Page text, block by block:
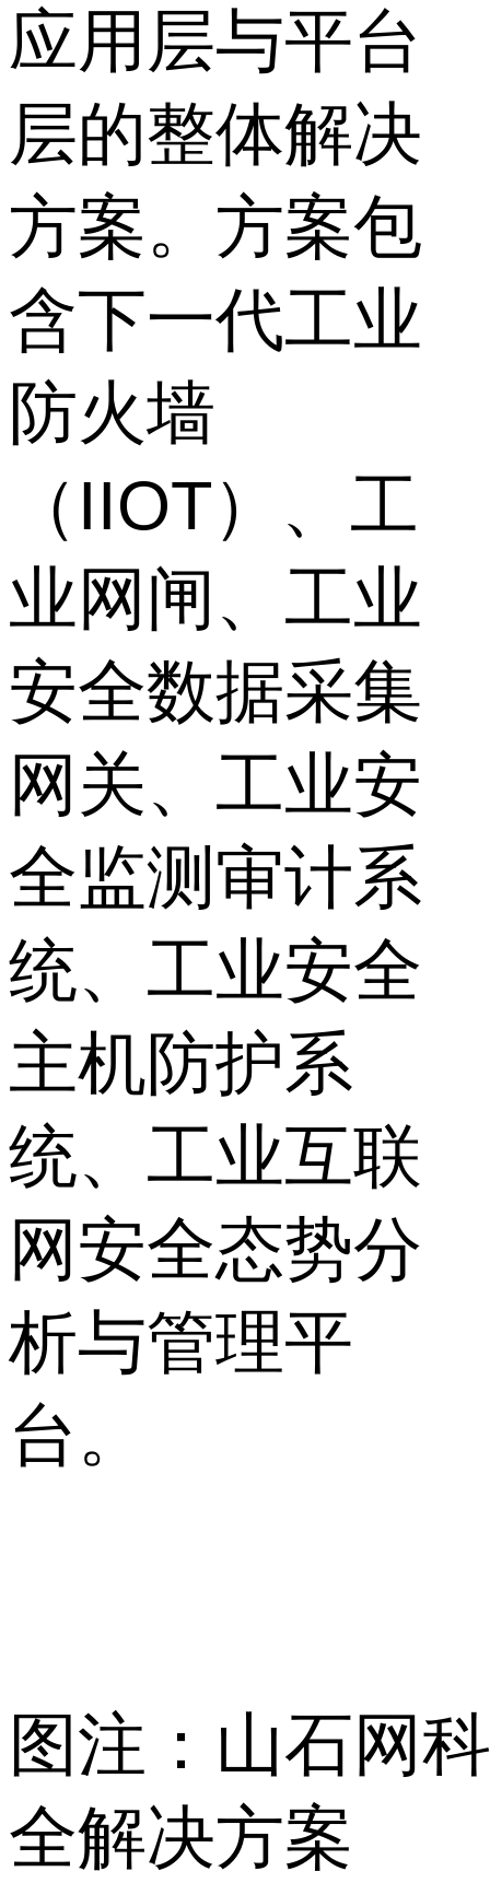
应用层与平台
层的整体解决
方案。方案包
含下一代工业
防火墙
（IIOT）、工
业网闸、工业
安全数据采集
网关、工业安
全监测审计系
统、工业安全
主机防护系
统、工业互联
网安全态势分
析与管理平
台。
图注：山石网
全解决方案